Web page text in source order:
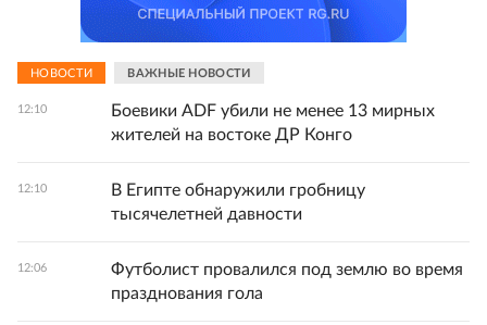
НОВОСТИ ВАЖНЫЕ НОВОСТИ
12:10
Боевики ADF убили не менее 13 мирных
жителей на востоке ДР Конго
12:10
В Египте обнаружили гробницу
тысячелетней давности
12:06
Футболист провалился под землю во время
празднования гола